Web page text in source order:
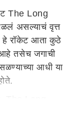
The Long
असल्याचं वृत्त
हे रॉकेट आता कुठे
तसेच जगाची
आधी या
The Long
10